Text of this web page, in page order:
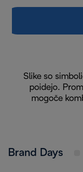
Slike so
poidejo.
mogoče
Brand Days